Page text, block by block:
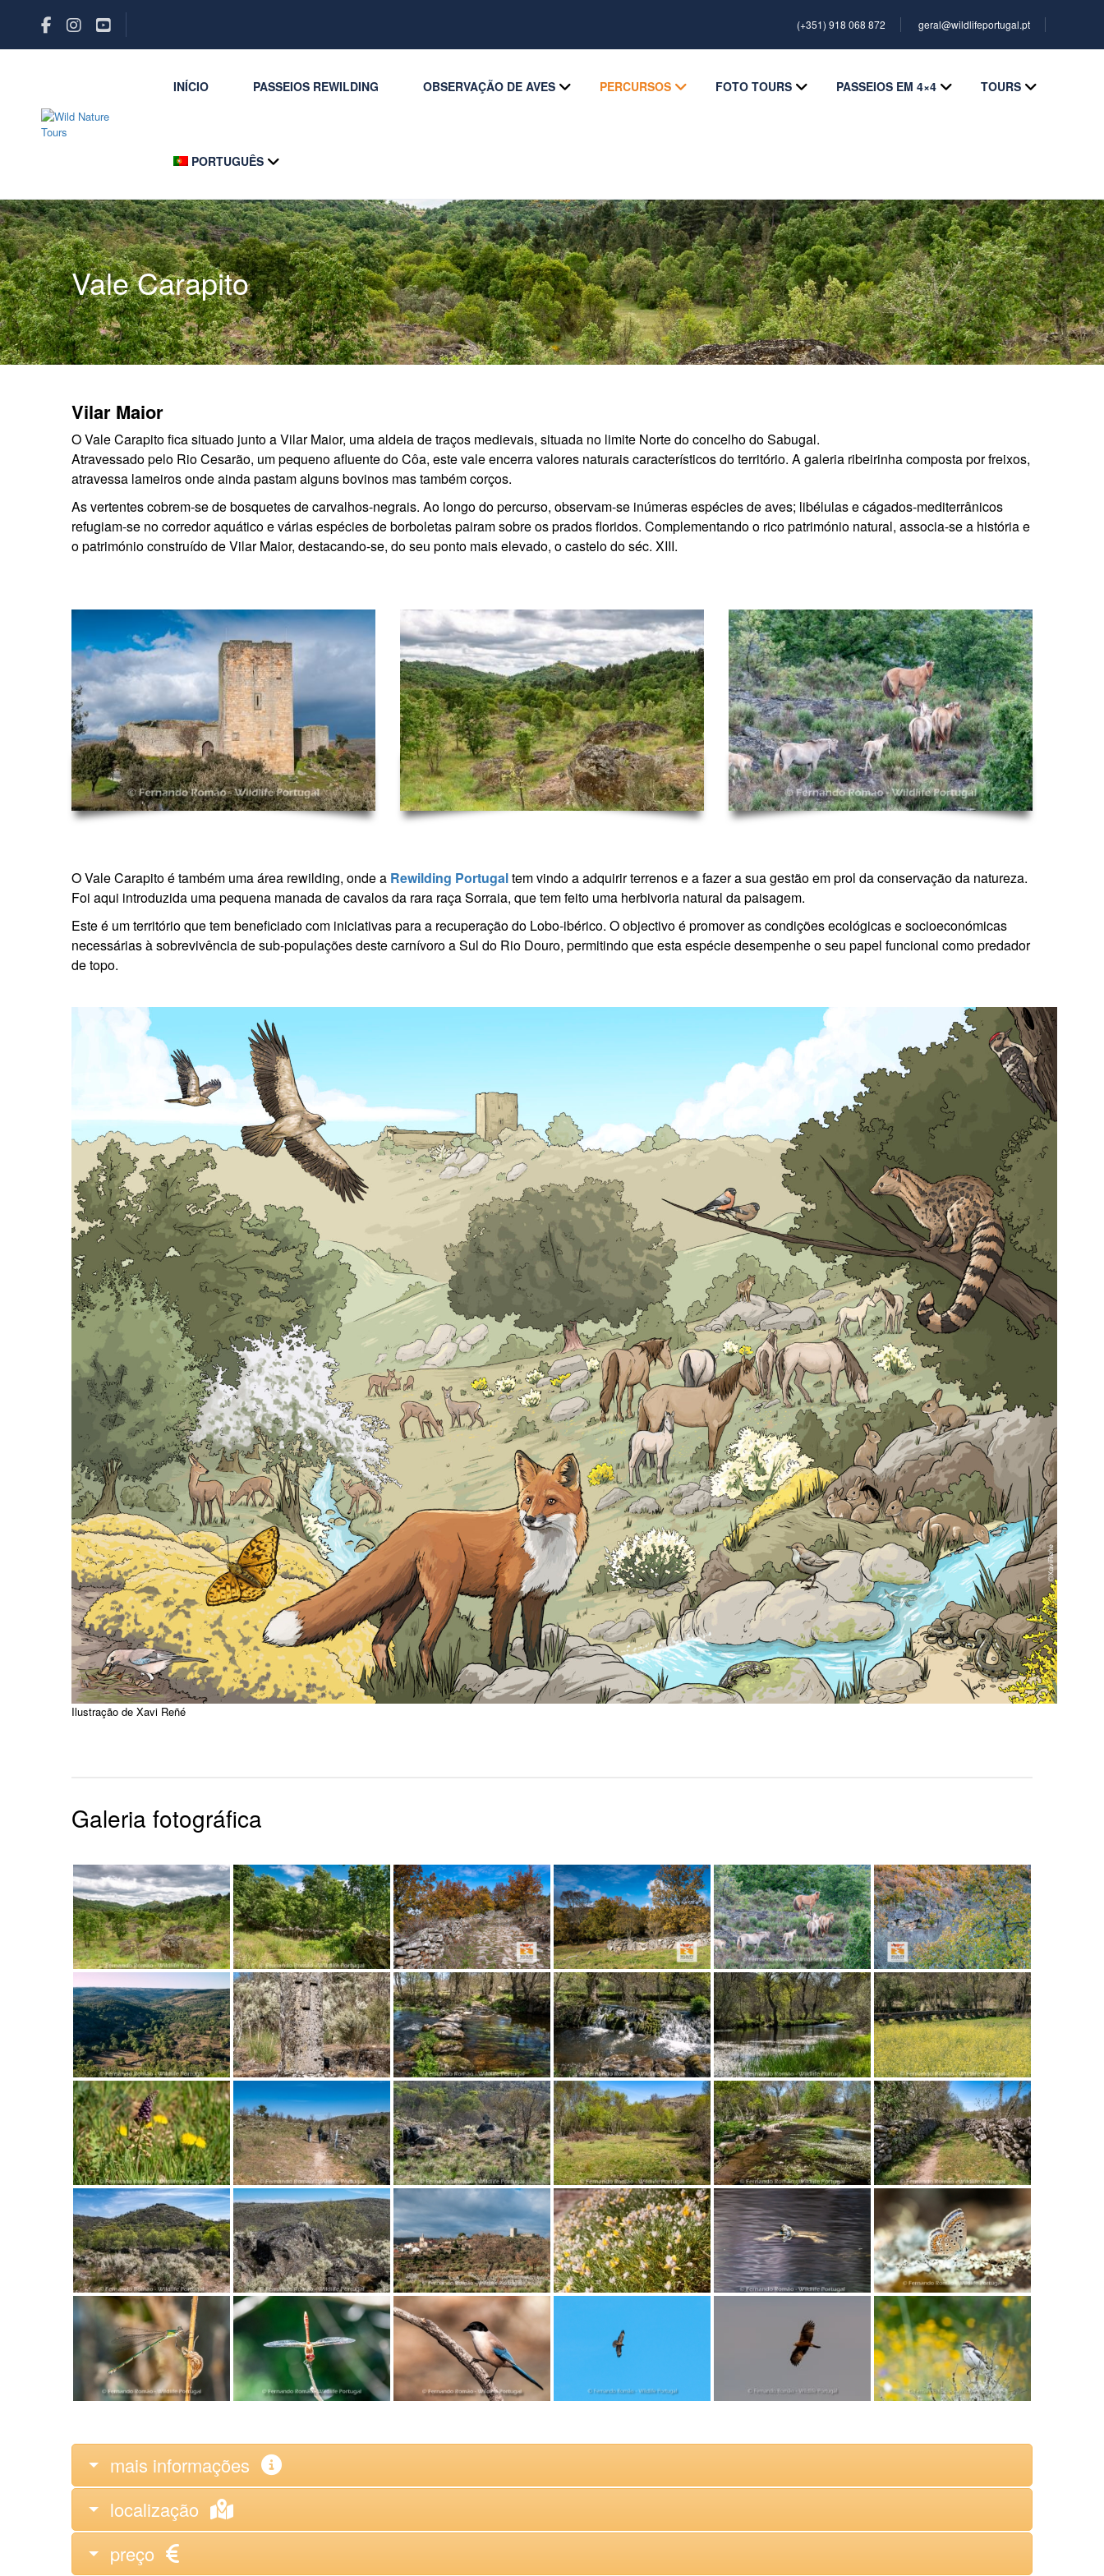
(+351) 918 068 872 geral@wildlifeportugal.pt
INÍCIO PASSEIOS REWILDING OBSERVAÇÃO DE AVES PERCURSOS FOTO TOURS PASSEIOS EM 4×4 TOURS
PORTUGUÊS
Vale Carapito
Vilar Maior
O Vale Carapito fica situado junto a Vilar Maior, uma aldeia de traços medievais, situada no limite Norte do concelho do Sabugal.
Atravessado pelo Rio Cesarão, um pequeno afluente do Côa, este vale encerra valores naturais característicos do território. A galeria ribeirinha composta por freixos,
atravessa lameiros onde ainda pastam alguns bovinos mas também corços.
As vertentes cobrem-se de bosquetes de carvalhos-negrais. Ao longo do percurso, observam-se inúmeras espécies de aves; libélulas e cágados-mediterrânicos
refugiam-se no corredor aquático e várias espécies de borboletas pairam sobre os prados floridos. Complementando o rico património natural, associa-se a história e
o património construído de Vilar Maior, destacando-se, do seu ponto mais elevado, o castelo do séc. XIII.
O Vale Carapito é também uma área rewilding, onde a Rewilding Portugaltem vindo a adquirir terrenos e a fazer a sua gestão em prol da conservação da natureza.
Foi aqui introduzida uma pequena manada de cavalos da rara raça Sorraia, que tem feito uma herbivoria natural da paisagem.
Este é um território que tem beneficiado com iniciativas para a recuperação do Lobo-ibérico. O objectivo é promover as condições ecológicas e socioeconómicas
necessárias à sobrevivência de sub-populações deste carnívoro a Sul do Rio Douro, permitindo que esta espécie desempenhe o seu papel funcional como predador
de topo.
Ilustração de Xavi Reñé
Galeria fotográfica
mais informações
localização
preço